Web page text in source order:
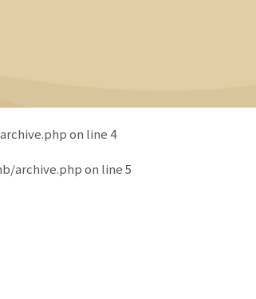
on line4
archive.phpon line5